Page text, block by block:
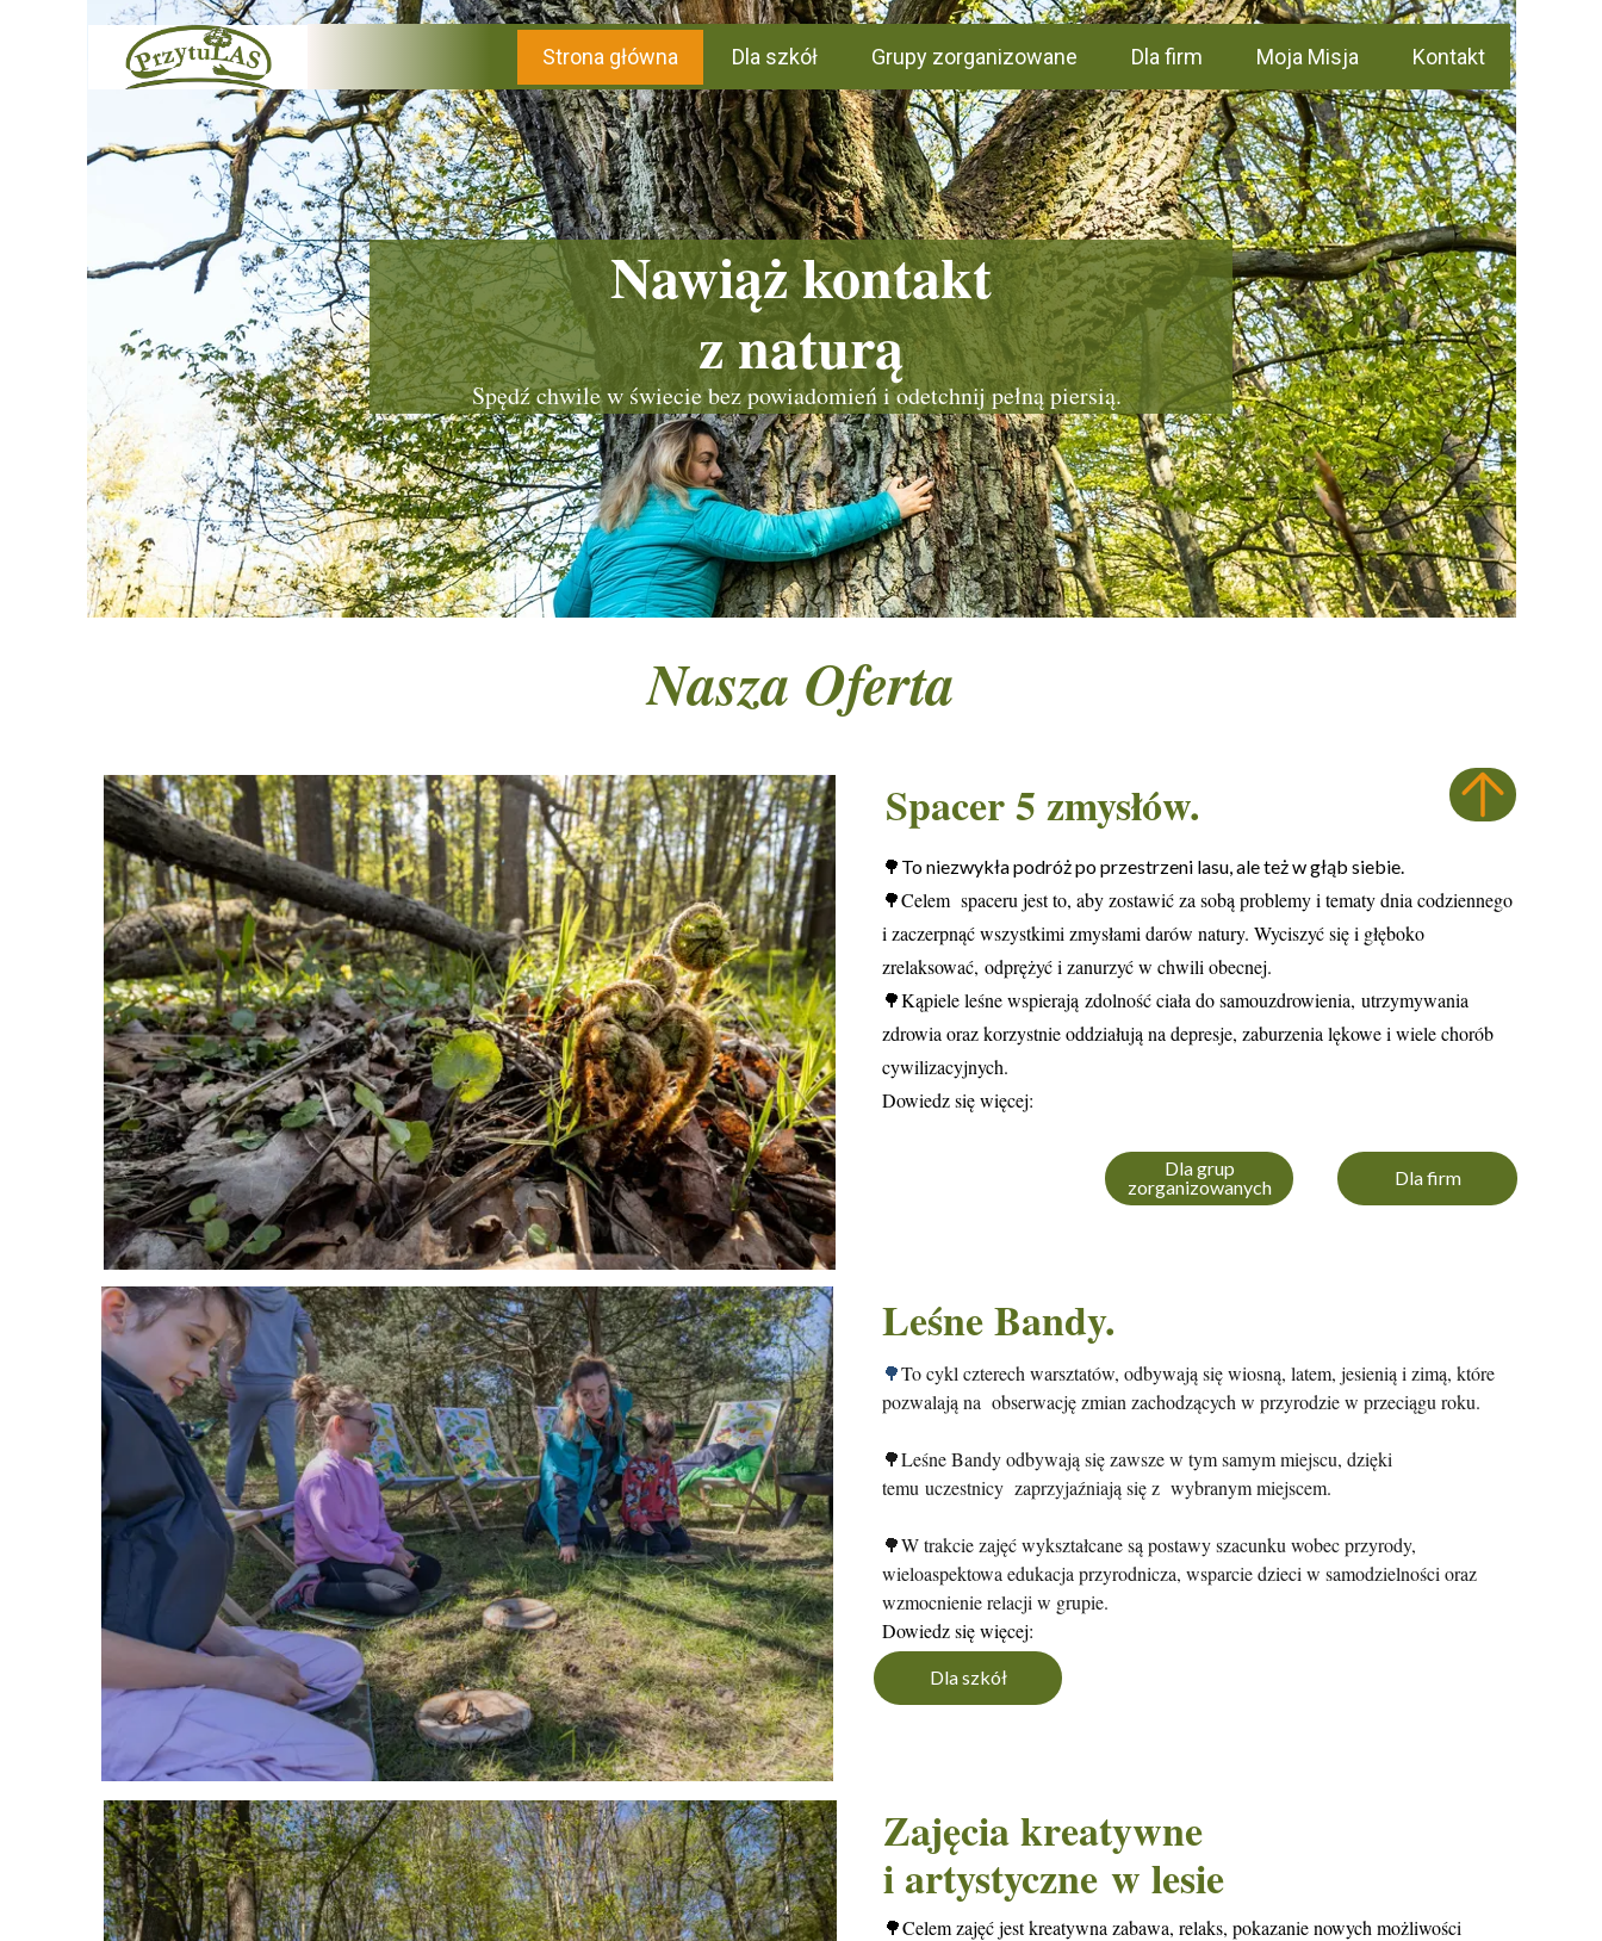
Strona główna Dla szkół Grupy zorganizowane Dla firm Moja Misja Kontakt
Nasza Oferta
Nawiąż kontakt
z naturą
Spędź chwile w świecie bez powiadomień i odetchnij pełną piersią.
Dla firm
Dla grup
zorganizowanych
Spacer 5 zmysłów.
🌳To niezwykła podróż po przestrzeni lasu, ale też w głąb siebie.
🌳Celem spaceru jest to, aby zostawić za sobą problemy i tematy dnia codziennego
i zaczerpnąć wszystkimi zmysłami darów natury. Wyciszyć się i głęboko
zrelaksować, odprężyć i zanurzyć w chwili obecnej.
🌳Kąpiele leśne wspierają zdolność ciała do samouzdrowienia, utrzymywania
zdrowia oraz korzystnie oddziałują na depresje, zaburzenia lękowe i wiele chorób
cywilizacyjnych.
Dowiedz się więcej:
Leśne Bandy.
🌳To cykl czterech warsztatów, odbywają się wiosną, latem, jesienią i zimą, które
pozwalają na obserwację zmian zachodzących w przyrodzie w przeciągu roku.
🌳Leśne Bandy odbywają się zawsze w tym samym miejscu, dzięki
temu uczestnicy zaprzyjaźniają się z wybranym miejscem.
🌳W trakcie zajęć wykształcane są postawy szacunku wobec przyrody,
wieloaspektowa edukacja przyrodnicza, wsparcie dzieci w samodzielności oraz
wzmocnienie relacji w grupie.
Dowiedz się więcej:
Dla szkół
🌳Celem zajęć jest kreatywna zabawa, relaks, pokazanie nowych możliwości
Zajęcia kreatywne
i artystyczne w lesie